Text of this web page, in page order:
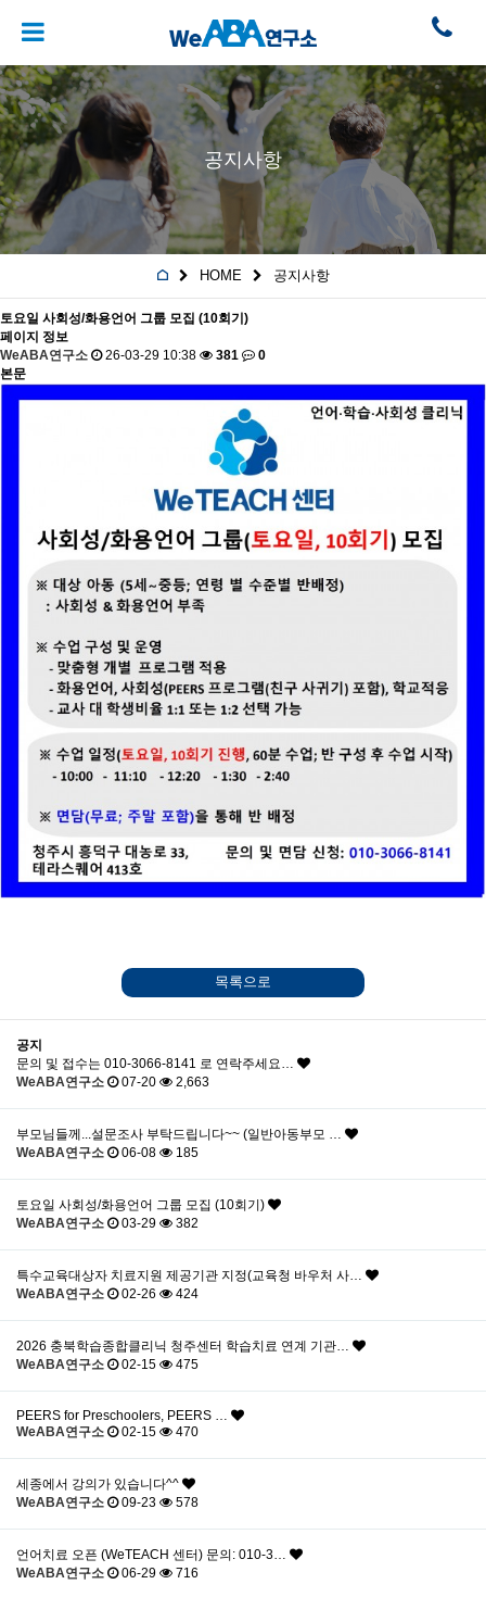
공지사항
HOME 공지사항
토요일 사회성/화용언어 그룹 모집 (10회기)
페이지 정보
WeABA연구소
26-03-29 10:38 381
0
본문
목록으로
공지
문의 및 접수는 010-3066-8141 로 연락주세요…
WeABA연구소
07-20 2,663
부모님들께...설문조사 부탁드립니다~~ (일반아동부모 …
WeABA연구소
06-08 185
토요일 사회성/화용언어 그룹 모집 (10회기)
WeABA연구소
03-29 382
특수교육대상자 치료지원 제공기관 지정(교육청 바우처 사…
WeABA연구소
02-26 424
2026 충북학습종합클리닉 청주센터 학습치료 연계 기관…
WeABA연구소
02-15 475
PEERS for Preschoolers, PEERS …
WeABA연구소
02-15 470
세종에서 강의가 있습니다^^
WeABA연구소
09-23 578
언어치료 오픈 (WeTEACH 센터) 문의: 010-3…
WeABA연구소
06-29 716